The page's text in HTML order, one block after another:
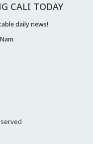
CALI TODAY
daily news!